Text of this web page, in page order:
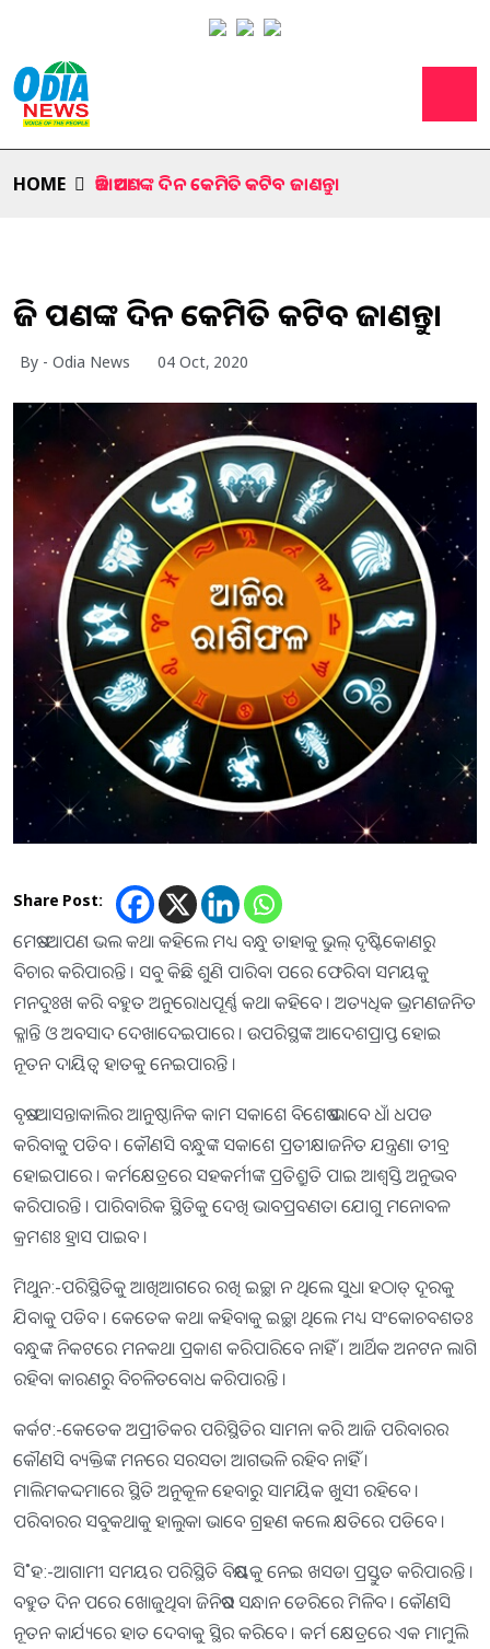
HOME ଆଜି ଆପଣଙ୍କ ଦିନ କେମିତି କଟିବ ଜାଣନ୍ତୁ।
ଆଜି ଆପଣଙ୍କ ଦିନ କେମିତି କଟିବ ଜାଣନ୍ତୁ।
By - Odia News 04 Oct, 2020
Share Post:
ମେଷ:-ଆପଣ ଭଲ କଥା କହିଲେ ମଧ୍ୟ ବନ୍ଧୁ ତାହାକୁ ଭୁଲ୍‌ ଦୃଷ୍ଟିକୋଣରୁ
ବିଚାର କରିପାରନ୍ତି । ସବୁ କିଛି ଶୁଣି ପାରିବା ପରେ ଫେରିବା ସମୟକୁ
ମନଦୁଃଖ କରି ବହୁତ ଅନୁରୋଧପୂର୍ଣ୍ଣ କଥା କହିବେ । ଅତ୍ୟଧିକ ଭ୍ରମଣଜନିତ
କ୍ଳାନ୍ତି ଓ ଅବସାଦ ଦେଖାଦେଇପାରେ । ଉପରିସ୍ଥଙ୍କ ଆଦେଶପ୍ରାପ୍ତ ହୋଇ
ନୂତନ ଦାୟିତ୍ୱ ହାତକୁ ନେଇପାରନ୍ତି ।
ବୃଷ:-ଆସନ୍ତାକାଲିର ଆନୁଷ୍ଠାନିକ କାମ ସକାଶେ ବିଶେଷ ଭାବେ ଧାଁ ଧପଡ
କରିବାକୁ ପଡିବ । କୌଣସି ବନ୍ଧୁଙ୍କ ସକାଶେ ପ୍ରତୀକ୍ଷାଜନିତ ଯନ୍ତ୍ରଣା ତୀବ୍ର
ହୋଇପାରେ । କର୍ମକ୍ଷେତ୍ରରେ ସହକର୍ମୀଙ୍କ ପ୍ରତିଶ୍ରୁତି ପାଇ ଆଶ୍ୱସ୍ତି ଅନୁଭବ
କରିପାରନ୍ତି । ପାରିବାରିକ ସ୍ଥିତିକୁ ଦେଖି ଭାବପ୍ରବଣତା ଯୋଗୁ ମନୋବଳ
କ୍ରମଶଃ ହ୍ରାସ ପାଇବ ।
ମିଥୁନ:-ପରିସ୍ଥିତିକୁ ଆଖିଆଗରେ ରଖି ଇଚ୍ଛା ନ ଥିଲେ ସୁଧା ହଠାତ୍‌ ଦୂରକୁ
ଯିବାକୁ ପଡିବ । କେତେକ କଥା କହିବାକୁ ଇଚ୍ଛା ଥିଲେ ମଧ୍ୟ ସଂକୋଚବଶତଃ
ବନ୍ଧୁଙ୍କ ନିକଟରେ ମନକଥା ପ୍ରକାଶ କରିପାରିବେ ନାହିଁ । ଆର୍ଥିକ ଅନଟନ ଲାଗି
ରହିବା କାରଣରୁ ବିଚଳିତବୋଧ କରିପାରନ୍ତି ।
କର୍କଟ:-କେତେକ ଅପ୍ରୀତିକର ପରିସ୍ଥିତିର ସାମନା କରି ଆଜି ପରିବାରର
କୌଣସି ବ୍ୟକ୍ତିଙ୍କ ମନରେ ସରସତା ଆଗଭଳି ରହିବ ନାହିଁ ।
ମାଲିମକଦ୍ଦମାରେ ସ୍ଥିତି ଅନୁକୂଳ ହେବାରୁ ସାମୟିକ ଖୁସୀ ରହିବେ ।
ପରିବାରର ସବୁକଥାକୁ ହାଲୁକା ଭାବେ ଗ୍ରହଣ କଲେ କ୍ଷତିରେ ପଡିବେ ।
ସି˚ହ:-ଆଗାମୀ ସମୟର ପରିସ୍ଥିତି ବିଷୟକୁ ନେଇ ଖସଡା ପ୍ରସ୍ତୁତ କରିପାରନ୍ତି ।
ବହୁତ ଦିନ ପରେ ଖୋଜୁଥିବା ଜିନିଷର ସନ୍ଧାନ ଡେରିରେ ମିଳିବ । କୌଣସି
ନୂତନ କାର୍ଯ୍ୟରେ ହାତ ଦେବାକୁ ସ୍ଥିର କରିବେ । କର୍ମ କ୍ଷେତ୍ରରେ ଏକ ମାମୁଲି